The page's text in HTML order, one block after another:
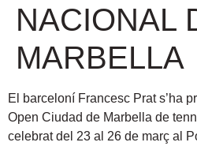
NACIONAL
MARBELLA
El barceloní Francesc Prat s’ha
Open Ciudad de Marbella de
celebrat del 23 al 26 de març al